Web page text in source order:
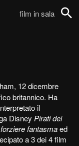
film in sala
12 dicembre
britannico. Ha
il
Disney Pirati dei
fantasmaed
a 3 dei 4 film